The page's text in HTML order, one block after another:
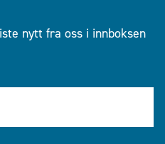
nytt fra oss i innboksen